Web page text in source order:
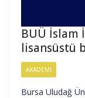
BUÜ İslam
lisansüstü
AKADEMI
Bursa Uludağ